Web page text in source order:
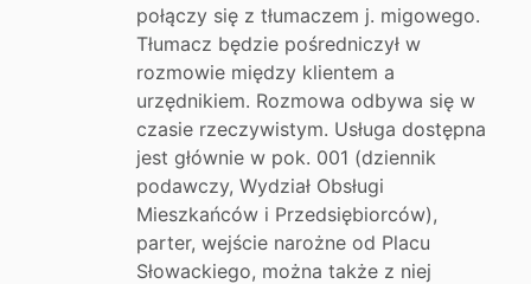
połączy się z tłumaczem j. migowego.
Tłumacz będzie pośredniczył w
rozmowie między klientem a
urzędnikiem. Rozmowa odbywa się w
czasie rzeczywistym. Usługa dostępna
jest głównie w pok. 001 (dziennik
podawczy, Wydział Obsługi
Mieszkańców i Przedsiębiorców),
parter, wejście narożne od Placu
Słowackiego, można także z niej